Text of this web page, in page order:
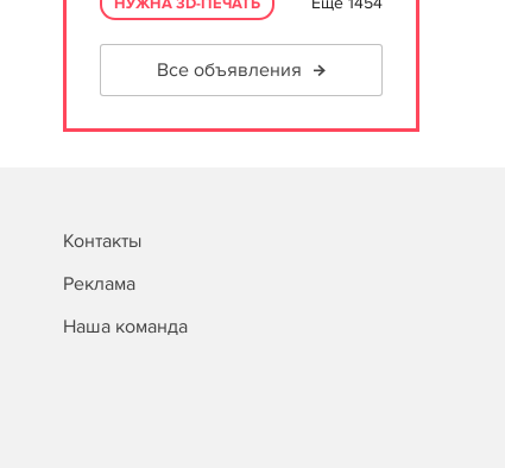
Все объявления
Контакты
Реклама
Наша команда